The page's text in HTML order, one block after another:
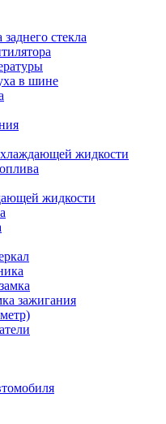
стекла
в шине
жидкости
жидкости
зажигания